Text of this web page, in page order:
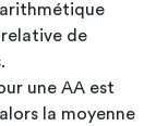
de
une AA est
la moyenne